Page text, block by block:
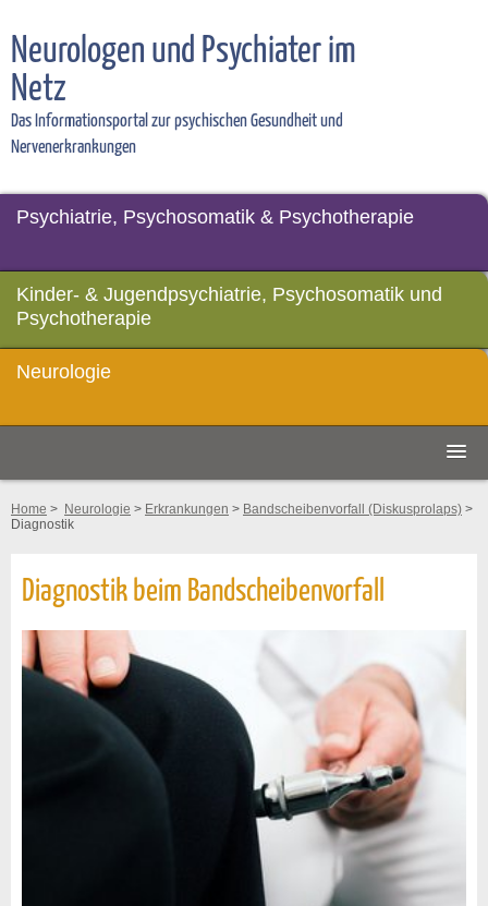
Neurologen und Psychiater im
Netz
Das Informationsportal zur psychischen Gesundheit und
Nervenerkrankungen
Psychiatrie, Psychosomatik & Psychotherapie
Kinder- & Jugendpsychiatrie, Psychosomatik und
Psychotherapie
Neurologie
Home > Neurologie > Erkrankungen > Bandscheibenvorfall (Diskusprolaps) >
Diagnostik
Diagnostik beim Bandscheibenvorfall